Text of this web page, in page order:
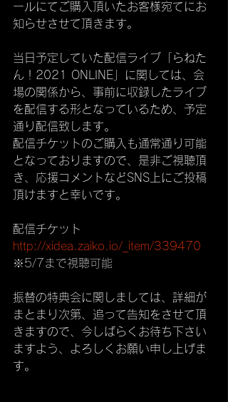
ールにてご購入頂いたお客様宛てにお
知らせさせて頂きます。
当日予定していた配信ライブ「らねた
ん！2021 ONLINE」に関しては、会
場の関係から、事前に収録したライブ
を配信する形となっているため、予定
通り配信致します。
配信チケットのご購入も通常通り可能
となっておりますので、是非ご視聴頂
き、応援コメントなどSNS上にご投稿
頂けますと幸いです。
配信チケット
http://xidea.zaiko.io/_item/339470
※5/7まで視聴可能
振替の特典会に関しましては、詳細が
まとまり次第、追って告知をさせて頂
きますので、今しばらくお待ち下さい
ますよう、よろしくお願い申し上げま
す。